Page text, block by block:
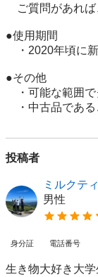
ご質問があれば
●使用期間
・2020年頃に新
●その他
・可能な範囲で
・中古品である
投稿者
ミルクテ
男性
身分証 電話番号
生き物大好き大学